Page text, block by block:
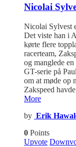
Nicolai
Nicolai Sylvest
Det viste han i
kørte flere
racerteam,
og manglede
GT-serie på
om at møde op
Zakspeed
More
by Erik
0 Points
Upvote